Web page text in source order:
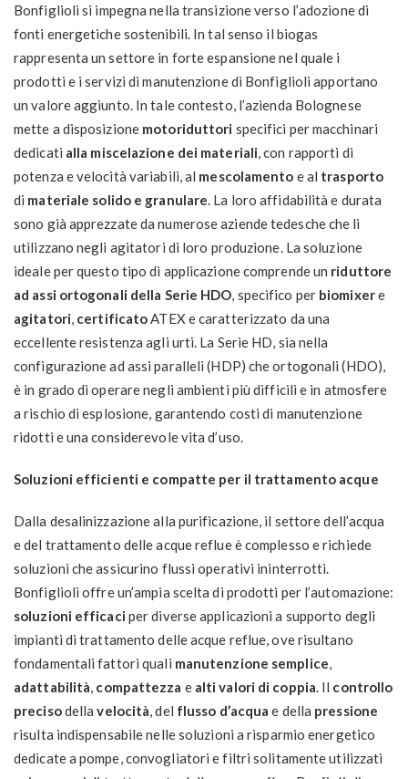
Bonfiglioli si impegna nella transizione verso l’adozione di
fonti energetiche sostenibili. In tal senso il biogas
rappresenta un settore in forte espansione nel quale i
prodotti e i servizi di manutenzione di Bonfiglioli apportano
un valore aggiunto. In tale contesto, l’azienda Bolognese
mette a disposizione motoriduttori specifici per macchinari
dedicati alla miscelazione dei materiali, con rapporti di
potenza e velocità variabili, al mescolamento e al trasporto
di materiale solido e granulare. La loro affidabilità e durata
sono già apprezzate da numerose aziende tedesche che li
utilizzano negli agitatori di loro produzione. La soluzione
ideale per questo tipo di applicazione comprende un riduttore
ad assi ortogonali della Serie HDO, specifico per biomixere
agitatori, certificatoATEX e caratterizzato da una
eccellente resistenza agli urti. La Serie HD, sia nella
configurazione ad assi paralleli (HDP) che ortogonali (HDO),
è in grado di operare negli ambienti più difficili e in atmosfere
a rischio di esplosione, garantendo costi di manutenzione
ridotti e una considerevole vita d’uso.
Soluzioni efficienti e compatte per il trattamento acque
Dalla desalinizzazione alla purificazione, il settore dell’acqua
e del trattamento delle acque reflue è complesso e richiede
soluzioni che assicurino flussi operativi ininterrotti.
Bonfiglioli offre un’ampia scelta di prodotti per l’automazione:
soluzioni efficaci per diverse applicazioni a supporto degli
impianti di trattamento delle acque reflue, ove risultano
fondamentali fattori quali manutenzione semplice,
adattabilità, compattezza e alti valori di coppia. Il controllo
precisodellavelocità, del flusso d’acqua e della pressione
risulta indispensabile nelle soluzioni a risparmio energetico
dedicate a pompe, convogliatori e filtri solitamente utilizzati